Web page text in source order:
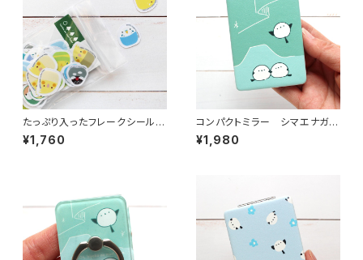
たっぷり入ったフレークシール
オールスター クリア
¥1,760
コンパクトミラー シマエナガオ
ーロラ
¥1,980